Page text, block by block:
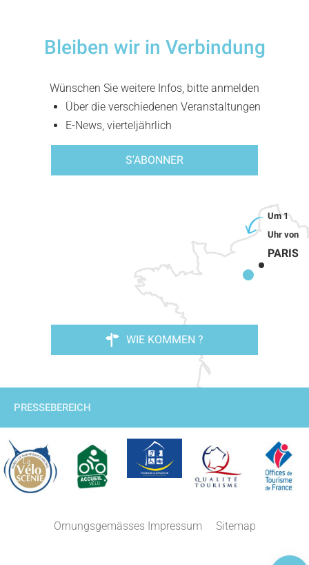
Lageplan
Bleiben wir in Verbindung
Wünschen Sie weitere Infos, bitte anmelden
Über die verschiedenen Veranstaltungen
E-News, vierteljährlich
S'ABONNER
PARIS
WIE KOMMEN ?
PRESSEBEREICH
Ornungsgemässes Impressum Sitemap